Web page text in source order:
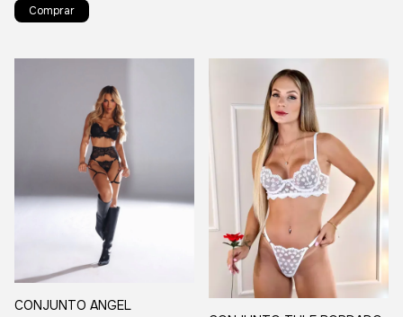
Comprar
CONJUNTO ANGEL